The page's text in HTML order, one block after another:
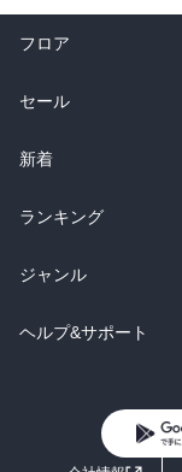
フロア
総合
ラノベ
雑誌・グラビア
BL・TL
セール
総合
ラノベ
雑誌・グラビア
BL・TL
新着
総合
ラノベ
雑誌・グラビア
ランキング
総合
ラノベ
ジャンル
コミック
ライトノベル
ヘルプ&サポート
よくあるご質問